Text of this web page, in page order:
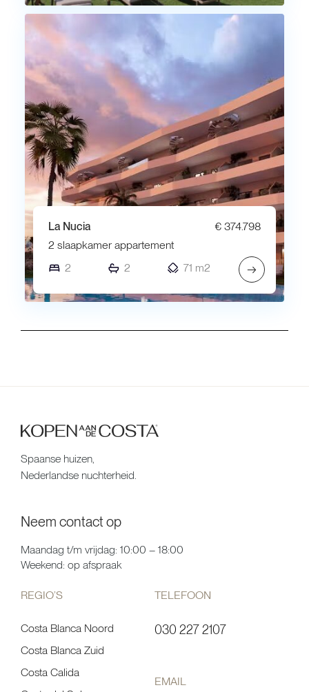
La Nucia
€ 374.798
2 slaapkamer appartement
2
2 71 m2 →
Spaanse huizen,
Nederlandse nuchterheid.
Neem contact op
Maandag t/m vrijdag: 10:00 – 18:00
Weekend: op afspraak
REGIO’S
Costa Blanca Noord
Costa Blanca Zuid
Costa Calida
TELEFOON
030 227 2107
EMAIL